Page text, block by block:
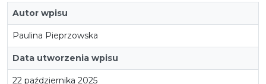
Autor wpisu
Paulina Pieprzowska
Data utworzenia wpisu
22 października 2025